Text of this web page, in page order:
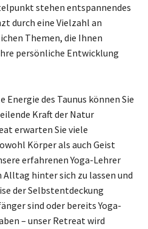
stehen entspannendes
durch eine Vielzahl an
Themen, die Ihnen
persönliche Entwicklung
des Taunus können Sie
Kraft der Natur
erwarten Sie viele
Körper als auch Geist
erfahrenen Yoga-Lehrer
hinter sich zu lassen und
der Selbstentdeckung
sind oder bereits Yoga-
– unser Retreat wird